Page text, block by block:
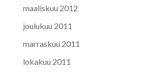
maaliskuu 2012
joulukuu 2011
marraskuu 2011
lokakuu 2011